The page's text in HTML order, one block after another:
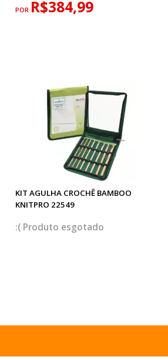
POR R$384,99
KIT AGULHA CROCHÊ BAMBOO
KNITPRO 22549
esgotado